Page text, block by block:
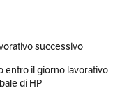
successivo
entro il giorno lavorativo
di HP